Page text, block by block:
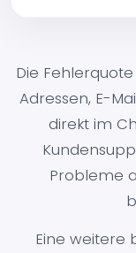
Die
Adressen, E-
direkt im
Probleme
Eine weitere